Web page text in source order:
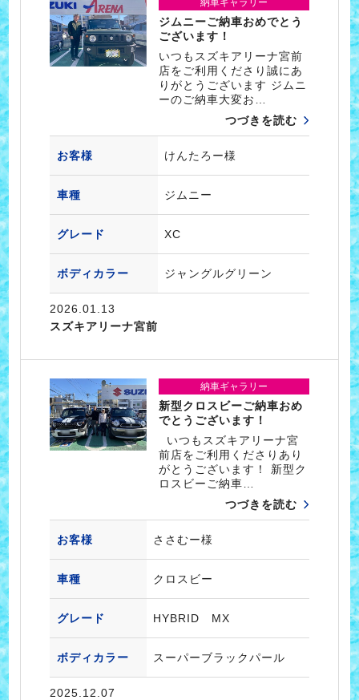
納車ギャラリー
ジムニーご納車おめでとう
ございます！
いつもスズキアリーナ宮前
店をご利用くださり誠にあ
りがとうございます ジムニ
ーのご納車大変お…
つづきを読む
お客様 けんたろー様
車種 ジムニー
グレード XC
ボディカラー ジャングルグリーン
2026.01.13
スズキアリーナ宮前
納車ギャラリー
新型クロスビーご納車おめ
でとうございます！
いつもスズキアリーナ宮
前店をご利用くださりあり
がとうございます！ 新型ク
ロスビーご納車…
つづきを読む
お客様 ささむー様
車種 クロスビー
グレード HYBRID MX
ボディカラー スーパーブラックパール
2025.12.07